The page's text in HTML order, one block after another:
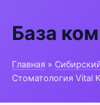
База
Главная »
Стоматология Vital